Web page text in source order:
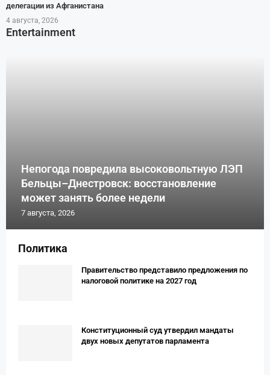
делегации из Афганистана
4 августа, 2026
Entertainment
Непогода повредила высоковольтную ЛЭП
Бельцы–Днестровск: восстановление
может занять более недели
7 августа, 2026
Политика
Правительство представило предложения по
налоговой политике на 2027 год
Конституционный суд утвердил мандаты
двух новых депутатов парламента